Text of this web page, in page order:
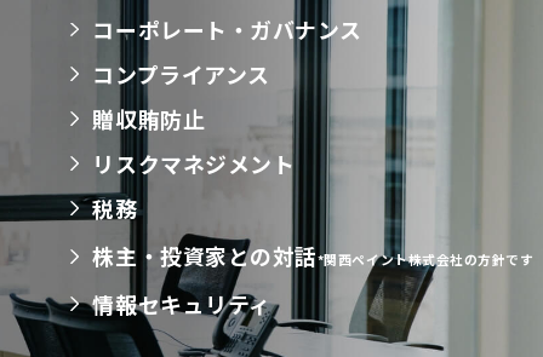
コーポレート・ガバナンス
コンプライアンス
贈収賄防止
リスクマネジメント
税務
株主・投資家との対話*関西ペイント株式会社の方針です
情報セキュリティ